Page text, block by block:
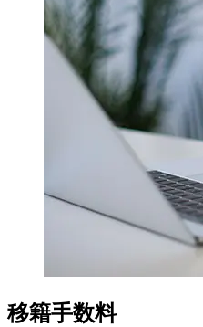
移籍手数料